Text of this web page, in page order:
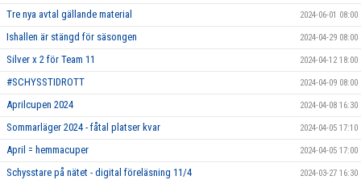
Tre nya avtal gällande material 2024-06-01 08:00
Ishallen är stängd för säsongen 2024-04-29 08:00
Silver x 2 för Team 11 2024-04-12 18:00
#SCHYSSTIDROTT 2024-04-09 08:00
Aprilcupen 2024 2024-04-08 16:30
Sommarläger 2024 - fåtal platser kvar 2024-04-05 17:10
April = hemmacuper 2024-04-05 17:00
Schysstare på nätet - digital föreläsning 11/4 2024-03-27 16:30